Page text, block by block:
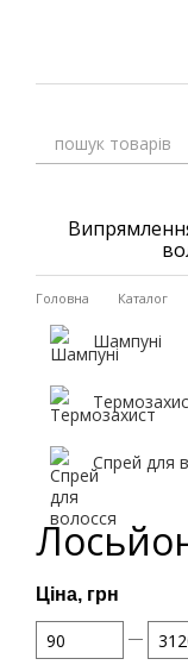
Головна Каталог
Шампуні
Спрей для
Ціна, грн
Від Ціна, грн
До Ціна, грн